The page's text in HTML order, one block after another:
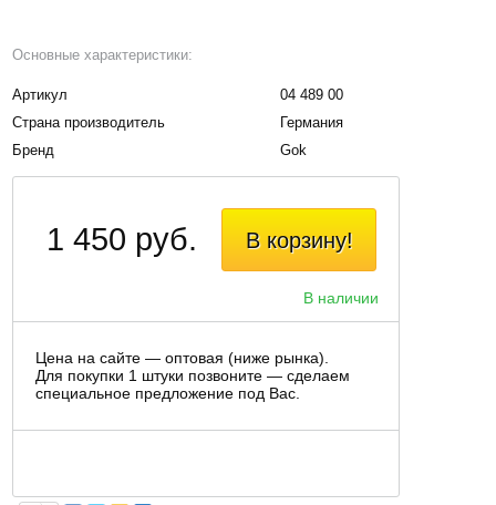
Основные характеристики:
Артикул
04 489 00
Страна производитель
Германия
Бренд
Gok
В корзину!
В наличии
1 450 руб.
Цена на сайте — оптовая (ниже рынка).
Для покупки 1 штуки позвоните — сделаем
специальное предложение под Вас.